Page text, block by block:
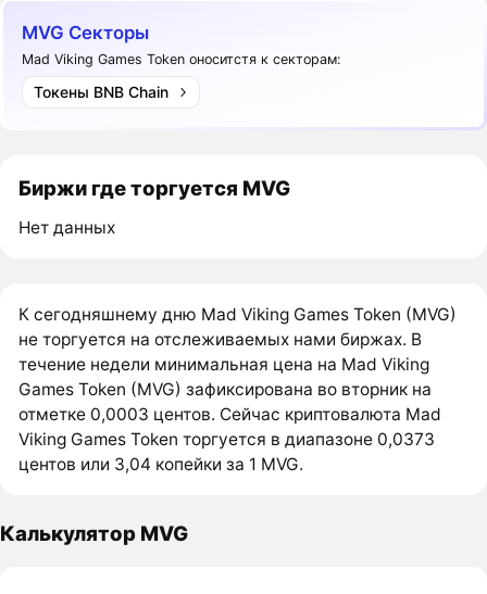
MVG Секторы
Mad Viking Games Token оноситстя к секторам:
Токены BNB Chain
Биржи где торгуется MVG
Нет данных
К сегодняшнему дню Mad Viking Games Token (MVG)
не торгуется на отслеживаемых нами биржах. В
течение недели минимальная цена на Mad Viking
Games Token (MVG) зафиксирована во вторник на
отметке 0,0003 центов. Сейчас криптовалюта Mad
Viking Games Token торгуется в диапазоне 0,0373
центов или 3,04 копейки за 1 MVG.
Калькулятор MVG